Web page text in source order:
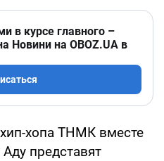
в курсе главного –
Новини на OBOZ.UA в
хопа ТНМК вместе
представят